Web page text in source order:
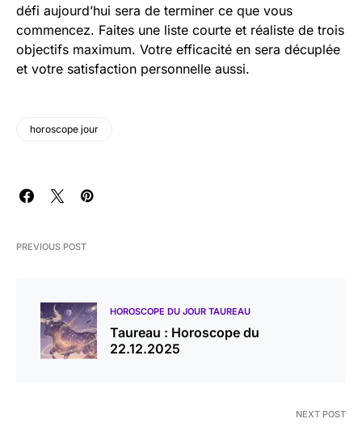
défi aujourd’hui sera de terminer ce que vous
commencez. Faites une liste courte et réaliste de trois
objectifs maximum. Votre efficacité en sera décuplée
et votre satisfaction personnelle aussi.
horoscope jour
PREVIOUS POST
HOROSCOPE DU JOUR TAUREAU
Taureau : Horoscope du
22.12.2025
NEXT POST